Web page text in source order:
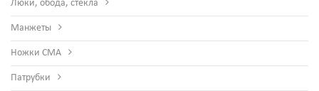
Люки, обода, стекла
Манжеты
Ножки СМА
Патрубки